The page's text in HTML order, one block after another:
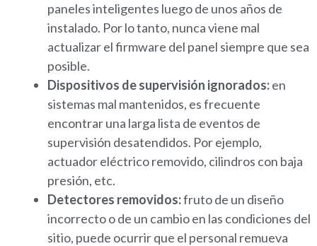
paneles inteligentes luego de unos años de
instalado. Por lo tanto, nunca viene mal
actualizar el firmware del panel siempre que sea
posible.
Dispositivos de supervisión ignorados:en
sistemas mal mantenidos, es frecuente
encontrar una larga lista de eventos de
supervisión desatendidos. Por ejemplo,
actuador eléctrico removido, cilindros con baja
presión, etc.
Detectores removidos:fruto de un diseño
incorrecto o de un cambio en las condiciones del
sitio, puede ocurrir que el personal remueva